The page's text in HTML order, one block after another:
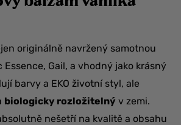
originálně navržený samotnou
Essence, Gail, a vhodný jako krásný
barvy a EKO životní styl, ale
biologicky rozložitelný v zemi.
nešetří na kvalitě a obsahu